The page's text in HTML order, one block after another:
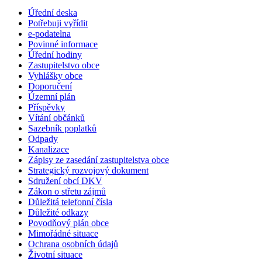
Úřední deska
Potřebuji vyřídit
e-podatelna
Povinné informace
Úřední hodiny
Zastupitelstvo obce
Vyhlášky obce
Doporučení
Územní plán
Příspěvky
Vítání občánků
Sazebník poplatků
Odpady
Kanalizace
Zápisy ze zasedání zastupitelstva obce
Strategický rozvojový dokument
Sdružení obcí DKV
Zákon o střetu zájmů
Důležitá telefonní čísla
Důležité odkazy
Povodňový plán obce
Mimořádné situace
Ochrana osobních údajů
Životní situace